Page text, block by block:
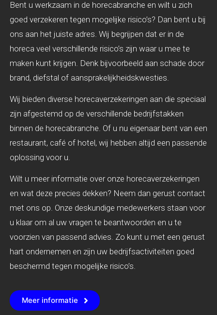
Bent u werkzaam in de horecabranche en wilt u zich
goed verzekeren tegen mogelijke risico’s? Dan bent u bij
ons aan het juiste adres. Wij begrijpen dat er in de
horeca veel verschillende risico’s zijn waar u mee te
maken kunt krijgen. Denk bijvoorbeeld aan schade door
brand, diefstal of aansprakelijkheidskwesties.
Wij bieden diverse horecaverzekeringen aan die speciaal
zijn afgestemd op de verschillende bedrijfstakken
binnen de horecabranche. Of u nu eigenaar bent van een
restaurant, café of hotel, wij hebben altijd een passende
oplossing voor u.
Wilt u meer informatie over onze horecaverzekeringen
en wat deze precies dekken? Neem dan gerust contact
met ons op. Onze deskundige medewerkers staan voor
u klaar om al uw vragen te beantwoorden en u te
voorzien van passend advies. Zo kunt u met een gerust
hart ondernemen en zijn uw bedrijfsactiviteiten goed
beschermd tegen mogelijke risico’s.
Meer informatie